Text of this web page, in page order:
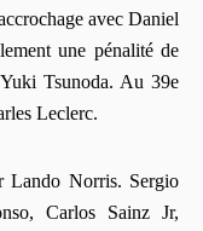
avec Daniel
une pénalité de
Tsunoda. Au 39e
Leclerc.
Lando Norris. Sergio
Carlos Sainz Jr,